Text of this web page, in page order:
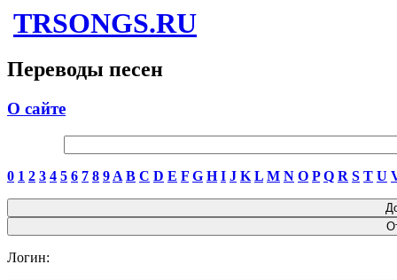
TRSONGS.RU
Переводы песен
О сайте
0 1 2 3 4 5 6 7 8 9 A B C D E F G H I J K L M N O P Q R S T U
Логин: